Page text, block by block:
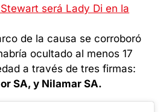
será Lady Di en la
de la causa se corroboró
ocultado al menos 17
a través de tres firmas:
SA, y Nilamar SA.